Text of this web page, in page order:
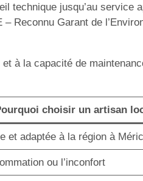
technique jusqu’au service
Reconnu Garant de
à la capacité de
choisir un artisan
et adaptée à la région à
ou l’inconfort